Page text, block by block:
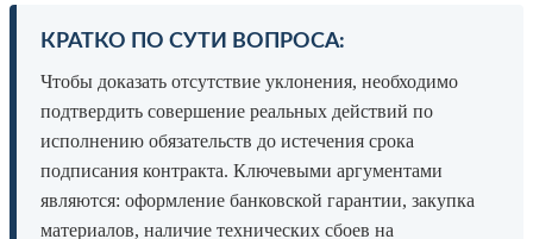
КРАТКО ПО СУТИ ВОПРОСА:
Чтобы доказать отсутствие уклонения, необходимо
подтвердить совершение реальных действий по
исполнению обязательств до истечения срока
подписания контракта. Ключевыми аргументами
являются: оформление банковской гарантии, закупка
материалов, наличие технических сбоев на